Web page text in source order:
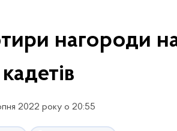
нагороди на
2022 року о 20:55